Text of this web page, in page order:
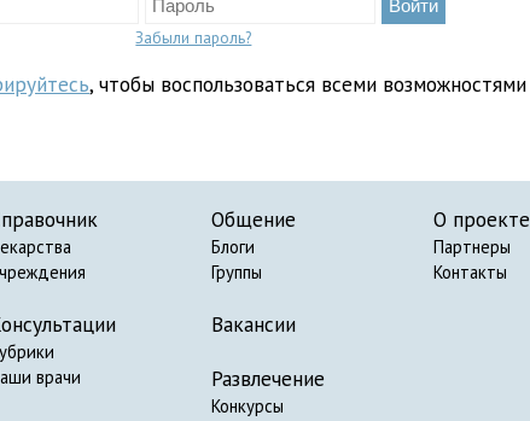
Забыли пароль?
, чтобы воспользоваться всеми возможностями
врачи
Общение
Блоги
Группы
Вакансии
Развлечение
Конкурсы
О проекте
Партнеры
Контакты